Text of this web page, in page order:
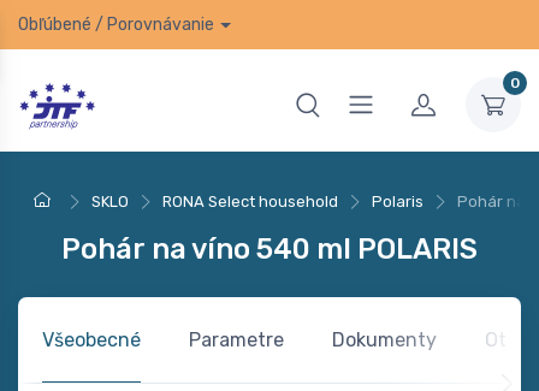
Obľúbené / Porovnávanie
0
SKLO RONA Select household Polaris Pohár na
Pohár na víno 540 ml POLARIS
Všeobecné Parametre Dokumenty